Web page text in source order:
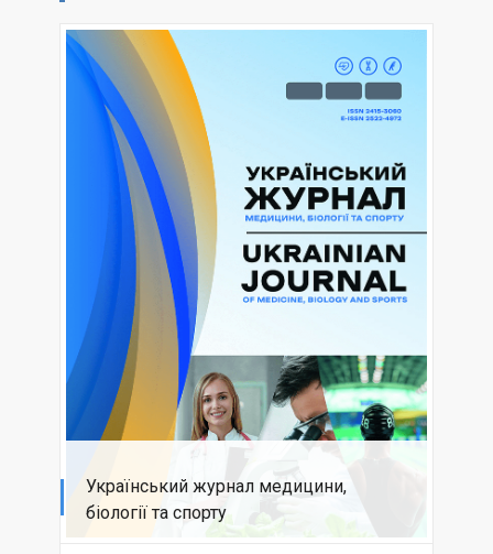
Український журнал медицини,
біології та спорту